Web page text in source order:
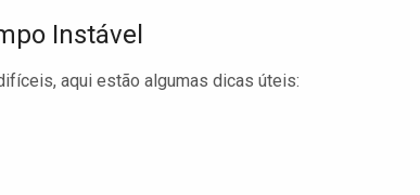
Instável
aqui estão algumas dicas úteis: